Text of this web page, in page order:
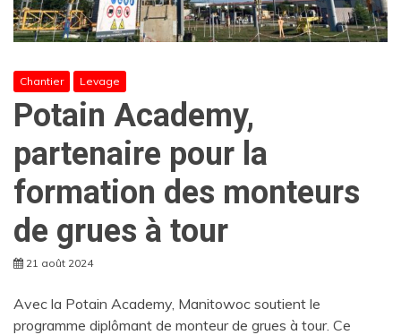
Chantier Levage
Potain Academy,
partenaire pour la
formation des monteurs
de grues à tour
21 août 2024
Avec la Potain Academy, Manitowoc soutient le
programme diplômant de monteur de grues à tour. Ce